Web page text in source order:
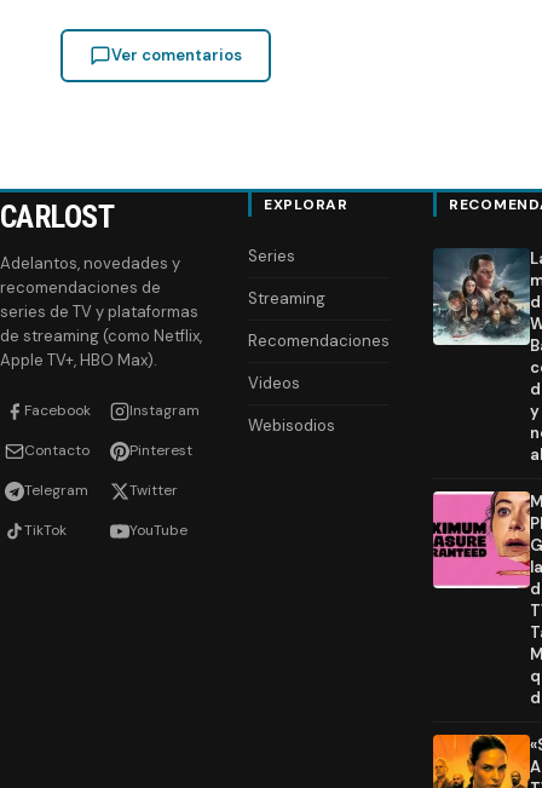
Ver comentarios
CARLOST
Adelantos, novedades y
recomendaciones de
series de TV y plataformas
de streaming (como Netflix,
Apple TV+, HBO Max).
Facebook Instagram
Contacto Pinterest
Telegram Twitter
TikTok YouTube
EXPLORAR
Series
Streaming
Recomendaciones
Videos
Webisodios
y